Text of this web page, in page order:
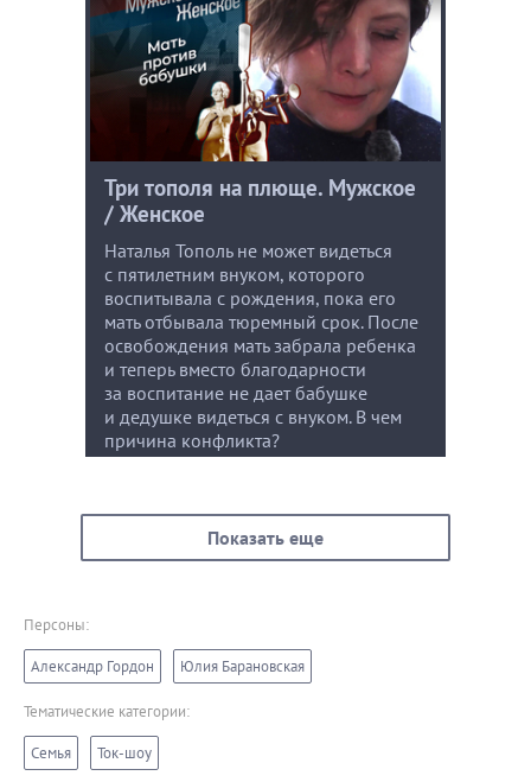
Три тополя на плюще. Мужское
/ Женское
Наталья Тополь не может видеться
с пятилетним внуком, которого
воспитывала с рождения, пока его
мать отбывала тюремный срок. После
освобождения мать забрала ребенка
и теперь вместо благодарности
за воспитание не дает бабушке
и дедушке видеться с внуком. В чем
причина конфликта?
Показать еще
Персоны:
Александр Гордон Юлия Барановская
Тематические категории:
Семья Ток-шоу